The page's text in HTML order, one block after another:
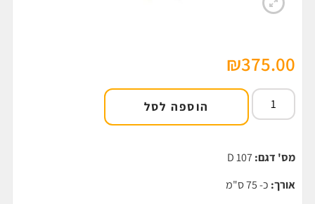
₪375.00
הוספה לסל
מס' דגם:
אורך: כ- 75 ס"מ